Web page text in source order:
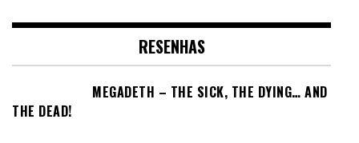
RESENHAS
MEGADETH – THE SICK, THE DYING… AND
THE DEAD!